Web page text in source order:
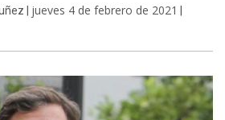
| jueves 4 de febrero de 2021